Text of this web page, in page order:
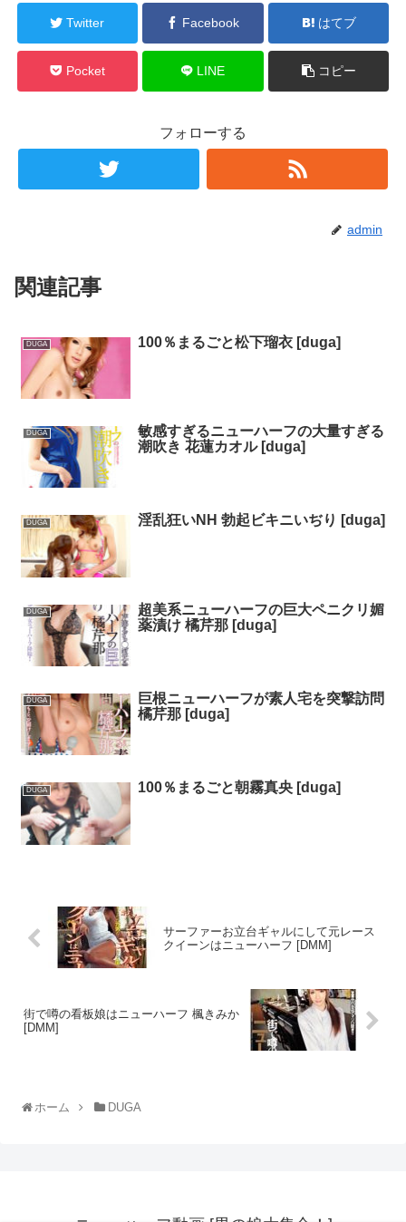
Twitter Facebook はてブ
Pocket LINE コピー
フォローする
admin
関連記事
DUGA 100％まるごと松下瑠衣 [duga]
DUGA
敏感すぎるニューハーフの大量すぎる
潮吹き 花蓮カオル [duga]
DUGA 淫乱狂いNH 勃起ビキニいぢり [duga]
DUGA
超美系ニューハーフの巨大ペニクリ媚
薬漬け 橘芹那 [duga]
DUGA
巨根ニューハーフが素人宅を突撃訪問
橘芹那 [duga]
DUGA 100％まるごと朝霧真央 [duga]
サーファーお立台ギャルにして元レース
クイーンはニューハーフ [DMM]
街で噂の看板娘はニューハーフ 楓きみか
[DMM]
ホーム DUGA